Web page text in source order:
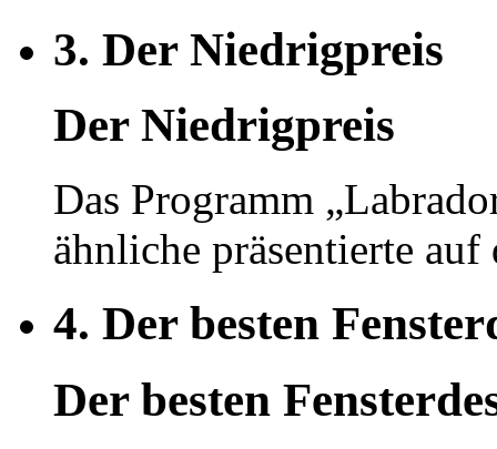
3. Der Niedrigpreis
Der Niedrigpreis
Das Programm
ähnliche präsentierte
4. Der besten
Der besten